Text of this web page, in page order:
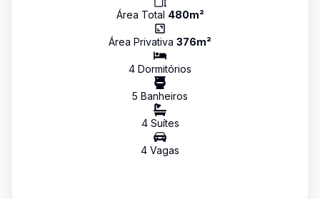
Área Total 480m²
Área Privativa 376m²
4 Dormitórios
5 Banheiros
4Suítes
4 Vagas